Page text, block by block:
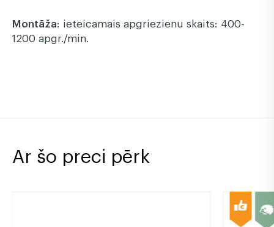
Montāža: ieteicamais apgriezienu skaits: 400-
1200 apgr./min.
Ar šo preci pērk